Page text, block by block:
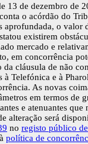
13 de dezembro de
o acórdão do
aprofundada, o valor
existirem
mercado e
em concorrência
cláusula de não
Telefónica e à
As novas
em termos de
e atenuantes que
alteração será
no registo público
política de